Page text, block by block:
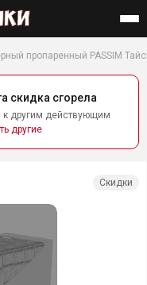
Найти
пропаренный PASSIM
скидка сгорела
к другим действующим
другие
Скидки